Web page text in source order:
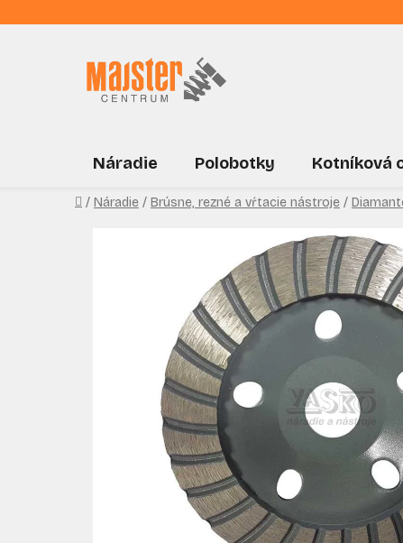
na
Náradie Polobotky Kotníková
Domov
/ Náradie / Brúsne, rezné a vŕtacie nástroje /